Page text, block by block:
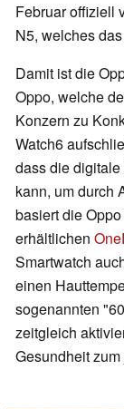
Februar offiziell
N5, welches
Damit ist die
Oppo, welche
Konzern zu
Watch6
dass die
kann, um durch
basiert die
erhältlichen
Smartwatch
einen
sogenannten
zeitgleich
Gesundheit